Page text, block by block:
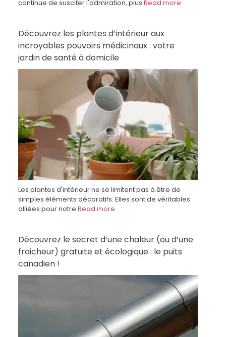
continue de susciter l'admiration, plus Read more
Découvrez les plantes d’intérieur aux
incroyables pouvoirs médicinaux : votre
jardin de santé à domicile
Les plantes d'intérieur ne se limitent pas à être de
simples éléments décoratifs. Elles sont de véritables
alliées pour notre Read more
Découvrez le secret d’une chaleur (ou d’une
fraicheur) gratuite et écologique : le puits
canadien !